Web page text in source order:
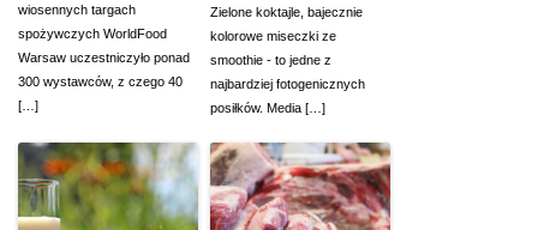
wiosennych targach
spożywczych WorldFood
Warsaw uczestniczyło ponad
300 wystawców, z czego 40
[…]
Zielone koktajle, bajecznie
kolorowe miseczki ze
smoothie - to jedne z
najbardziej fotogenicznych
posiłków. Media […]